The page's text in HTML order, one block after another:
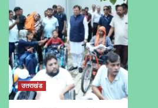
उत्तराखंड